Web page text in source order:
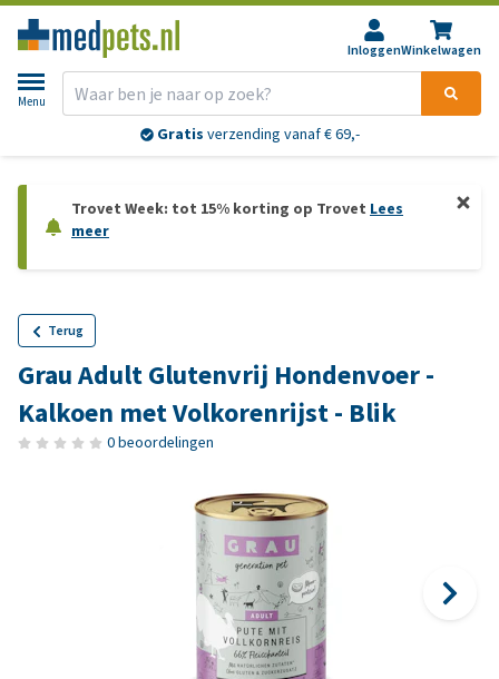
InloggenWinkelwagen
Menu
Gratis verzending vanaf € 69,-
Trovet Week: tot 15% korting op Trovet Lees
meer
Terug
Grau Adult Glutenvrij Hondenvoer -
Kalkoen met Volkorenrijst - Blik
0 beoordelingen